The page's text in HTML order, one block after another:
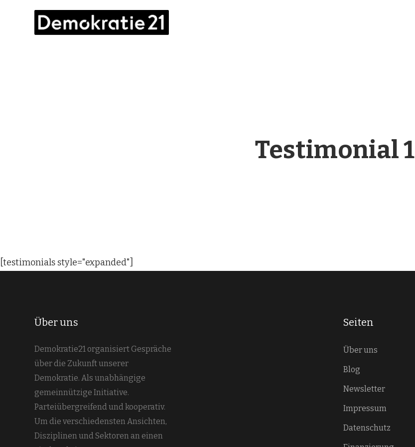
Testimonial 1
[testimonials style="expanded"]
Über uns
Demokratie21 organisiert Gespräche
über die Zukunft unserer
Demokratie. Als unabhängige
gemeinnützige Initiative.
Parteiübergreifend und kooperativ.
Um die verschiedensten Ansichten,
Disziplinen und Sektoren an einen
Seiten
Über uns
Blog
Newsletter
Impressum
Datenschutz